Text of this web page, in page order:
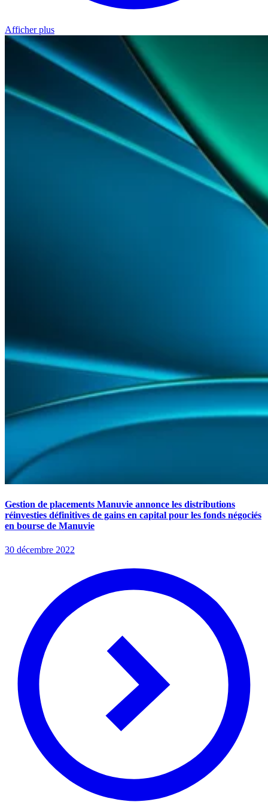
Afficher plus
Gestion de placements Manuvie annonce les distributions
réinvesties définitives de gains en capital pour les fonds négociés
en bourse de Manuvie
30 décembre 2022